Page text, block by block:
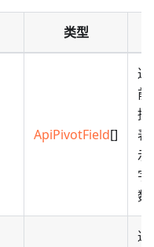
类型
ApiPivotField[]
返
前
据
表
示
字
数
返